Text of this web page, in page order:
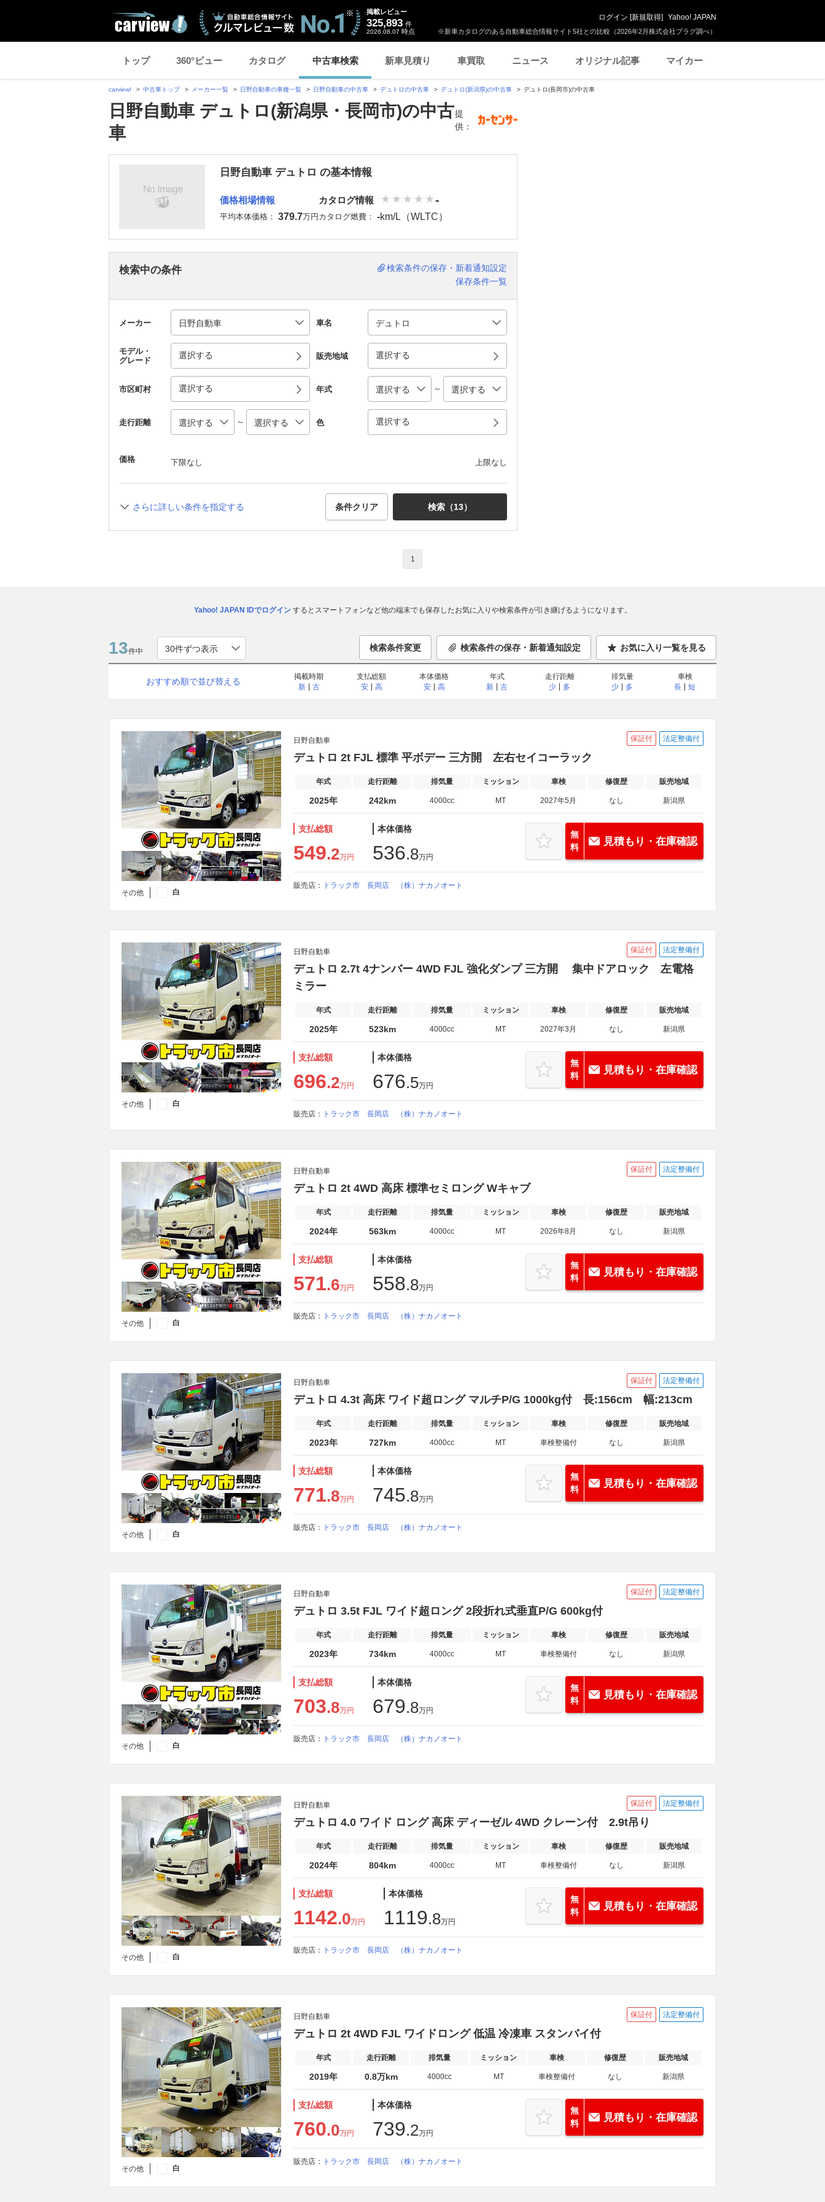
※新車カタログのある自動車総合情報サイト5社との比較（2026年2月株式会社プラグ調べ）
掲載レビュー
325,893 件
2026.08.07 時点
ログイン [新規取得] Yahoo! JAPAN
トップ 360°ビュー カタログ 中古車検索 新車見積り 車買取 ニュース オリジナル記事 マイカー
carview! 中古車トップ メーカー一覧 日野自動車の車種一覧 日野自動車の中古車 デュトロの中古車 デュトロ(新潟県)の中古車 デュトロ(長岡市)の中古車
日野自動車 デュトロ(新潟県・長岡市)の中古
車
提
供：
日野自動車 デュトロ の基本情報
価格相場情報
平均本体価格： 379.7万円
カタログ情報 -
カタログ燃費： -km/L（WLTC）
検索中の条件
検索条件の保存・新着通知設定
保存条件一覧
メーカー 車名
モデル・
グレード
選択する 販売地域 選択する
市区町村 選択する 年式 ～
走行距離 ～ 色 選択する
価格 下限なし 上限なし
さらに詳しい条件を指定する 条件クリア 検索（13）
1
Yahoo! JAPAN IDでログインするとスマートフォンなど他の端末でも保存したお気に入りや検索条件が引き継げるようになります。
13件中 検索条件変更 検索条件の保存・新着通知設定 お気に入り一覧を見る
おすすめ順で並び替える
掲載時期
新
古
支払総額
安
高
本体価格
安
高
年式
新
古
走行距離
少
多
排気量
少
多
車検
長
短
その他 白
日野自動車 保証付 法定整備付
デュトロ 2t FJL 標準 平ボデー 三方開 左右セイコーラック
年式 走行距離 排気量 ミッション 車検 修復歴 販売地域
2025年 242km 4000cc MT 2027年5月 なし 新潟県
支払総額
549.2万円
本体価格
536.8万円
無
料
見積もり・在庫確認
販売店： トラック市 長岡店 （株）ナカノオート
その他 白
日野自動車 保証付 法定整備付
デュトロ 2.7t 4ナンバー 4WD FJL 強化ダンプ 三方開 集中ドアロック 左電格
ミラー
年式 走行距離 排気量 ミッション 車検 修復歴 販売地域
2025年 523km 4000cc MT 2027年3月 なし 新潟県
支払総額
696.2万円
本体価格
676.5万円
無
料
見積もり・在庫確認
販売店： トラック市 長岡店 （株）ナカノオート
その他 白
日野自動車 保証付 法定整備付
デュトロ 2t 4WD 高床 標準セミロング Wキャブ
年式 走行距離 排気量 ミッション 車検 修復歴 販売地域
2024年 563km 4000cc MT 2026年8月 なし 新潟県
支払総額
571.6万円
本体価格
558.8万円
無
料
見積もり・在庫確認
販売店： トラック市 長岡店 （株）ナカノオート
その他 白
日野自動車 保証付 法定整備付
デュトロ 4.3t 高床 ワイド超ロング マルチP/G 1000kg付 長:156cm 幅:213cm
年式 走行距離 排気量 ミッション 車検 修復歴 販売地域
2023年 727km 4000cc MT 車検整備付 なし 新潟県
支払総額
771.8万円
本体価格
745.8万円
無
料
見積もり・在庫確認
販売店： トラック市 長岡店 （株）ナカノオート
その他 白
日野自動車 保証付 法定整備付
デュトロ 3.5t FJL ワイド超ロング 2段折れ式垂直P/G 600kg付
年式 走行距離 排気量 ミッション 車検 修復歴 販売地域
2023年 734km 4000cc MT 車検整備付 なし 新潟県
支払総額
703.8万円
本体価格
679.8万円
無
料
見積もり・在庫確認
販売店： トラック市 長岡店 （株）ナカノオート
その他 白
日野自動車 保証付 法定整備付
デュトロ 4.0 ワイド ロング 高床 ディーゼル 4WD クレーン付 2.9t吊り
年式 走行距離 排気量 ミッション 車検 修復歴 販売地域
2024年 804km 4000cc MT 車検整備付 なし 新潟県
支払総額
1142.0万円
本体価格
1119.8万円
無
料
見積もり・在庫確認
販売店： トラック市 長岡店 （株）ナカノオート
その他 白
日野自動車 保証付 法定整備付
デュトロ 2t 4WD FJL ワイドロング 低温 冷凍車 スタンバイ付
年式 走行距離 排気量 ミッション 車検 修復歴 販売地域
2019年 0.8万km 4000cc MT 車検整備付 なし 新潟県
支払総額
760.0万円
本体価格
739.2万円
無
料
見積もり・在庫確認
販売店： トラック市 長岡店 （株）ナカノオート